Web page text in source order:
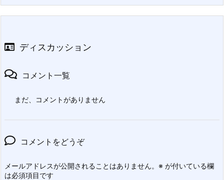
ディスカッション
コメント一覧
まだ、コメントがありません
コメントをどうぞ
メールアドレスが公開されることはありません。 ※ が付いている欄
は必須項目です